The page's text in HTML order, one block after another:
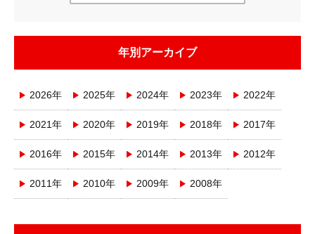
年別アーカイブ
2026年 2025年 2024年 2023年 2022年
2021年 2020年 2019年 2018年 2017年
2016年 2015年 2014年 2013年 2012年
2011年 2010年 2009年 2008年